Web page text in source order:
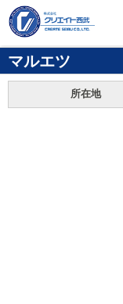
マルエツ
所在地